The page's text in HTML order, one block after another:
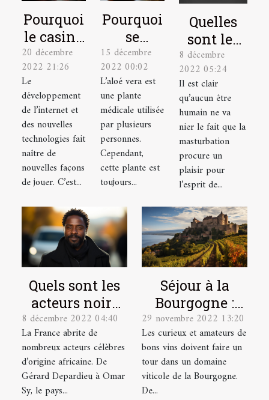
Pourquoi
le casino
en ligne
est-il un
excellent
choix ?
20 décembre
2022 21:26
Le
développement
de l’internet et
des nouvelles
technologies fait
naître de
nouvelles façons
de jouer. C’est...
Pourquoi
se
soigner
avec la
plante
aloé vera
?
15 décembre
2022 00:02
L’aloé vera est
une plante
médicale utilisée
par plusieurs
personnes.
Cependant,
cette plante est
toujours...
Quelles
sont les
astuces
pour bien
se
masturber
?
8 décembre
2022 05:24
Il est clair
qu’aucun être
humain ne va
nier le fait que la
masturbation
procure un
plaisir pour
l’esprit de...
Quels sont les
acteurs noirs
français les
plus célèbres ?
8 décembre 2022 04:40
La France abrite de
nombreux acteurs célèbres
d’origine africaine. De
Gérard Depardieu à Omar
Sy, le pays...
Séjour à la
Bourgogne :
quel domaine
viticole visiter
?
29 novembre 2022 13:20
Les curieux et amateurs de
bons vins doivent faire un
tour dans un domaine
viticole de la Bourgogne.
De...